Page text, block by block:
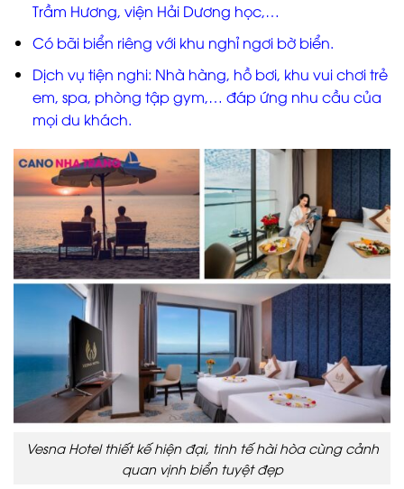
Trầm Hương, viện Hải Dương học,…
Có bãi biển riêng với khu nghỉ ngơi bờ biển.
Dịch vụ tiện nghi: Nhà hàng, hồ bơi, khu vui chơi trẻ
em, spa, phòng tập gym,… đáp ứng nhu cầu của
mọi du khách.
Vesna Hotel thiết kế hiện đại, tinh tế hài hòa cùng cảnh
quan vịnh biển tuyệt đẹp